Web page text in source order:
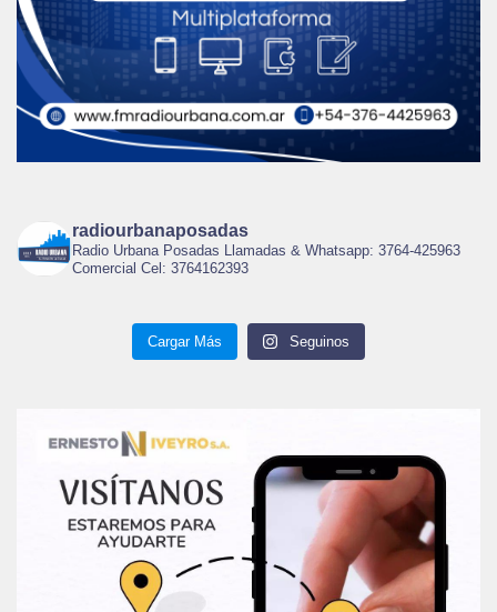
radiourbanaposadas
Radio Urbana Posadas Llamadas & Whatsapp: 3764-425963
Comercial Cel: 3764162393
Cargar Más Seguinos